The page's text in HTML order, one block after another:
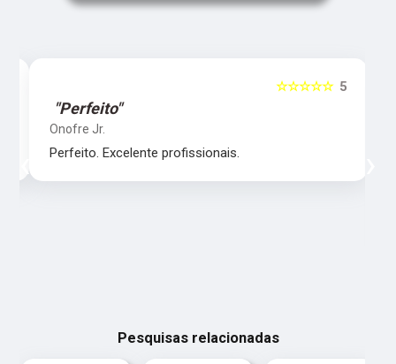
5
☆☆☆☆☆
"Perfeito"
Onofre Jr.
Perfeito. Excelente profissionais.
‹
Pesquisas relacionadas